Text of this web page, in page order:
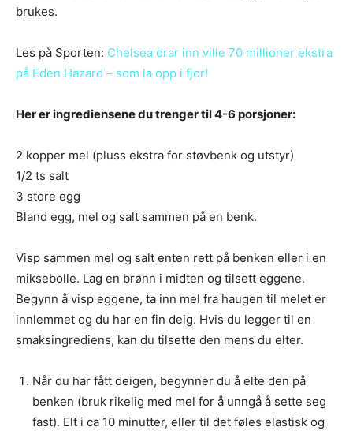
brukes.
Les på Sporten: Chelsea drar inn ville 70 millioner ekstra
på Eden Hazard – som la opp i fjor!
Her er ingrediensene du trenger til 4-6 porsjoner:
2 kopper mel (pluss ekstra for støvbenk og utstyr)
1/2 ts salt
3 store egg
Bland egg, mel og salt sammen på en benk.
Visp sammen mel og salt enten rett på benken eller i en
miksebolle. Lag en brønn i midten og tilsett eggene.
Begynn å visp eggene, ta inn mel fra haugen til melet er
innlemmet og du har en fin deig. Hvis du legger til en
smaksingrediens, kan du tilsette den mens du elter.
Når du har fått deigen, begynner du å elte den på
benken (bruk rikelig med mel for å unngå å sette seg
fast). Elt i ca 10 minutter, eller til det føles elastisk og